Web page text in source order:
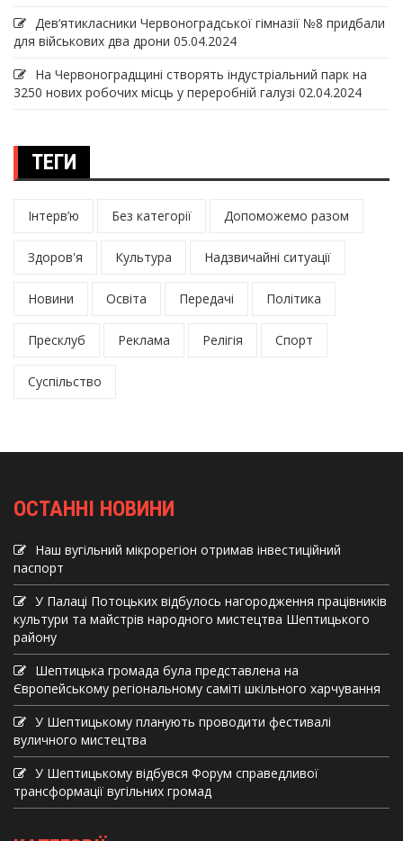
Дев‘ятикласники Червоноградської гімназії №8 придбали
для військових два дрони 05.04.2024
На Червоноградщині створять індустріальний парк на
3250 нових робочих місць у переробній галузі 02.04.2024
ТЕГИ
Інтерв’ю Без категорії Допоможемо разом
Здоров'я Культура Надзвичайні ситуації
Новини Освіта Передачі Політика
Пресклуб Реклама Релігія Спорт
Суспільство
ОСТАННІ НОВИНИ
Наш вугільний мікрорегіон отримав інвеcтиційний
паспорт
У Палаці Потоцьких відбулось нагородження працівників
культури та майстрів народного мистецтва Шептицького
району
Шептицька громада була представлена на
Європейському регіональному саміті шкільного харчування
У Шептицькому планують проводити фестивалі
вуличного мистецтва
У Шептицькому відбувся Форум справедливої
трансформації вугільних громад